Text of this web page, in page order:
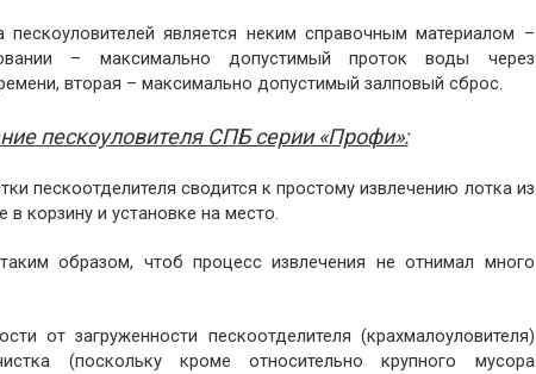
является неким справочным материалом –
– максимально допустимый проток воды через
вторая – максимально допустимый залповый сброс.
пескоуловителя СПБ серии «Профи»:
пескоотделителя сводится к простому извлечению лотка из
корзину и установке на место.
образом, чтоб процесс извлечения не отнимал много
от загруженности пескоотделителя (крахмалоуловителя)
(поскольку кроме относительно крупного мусора